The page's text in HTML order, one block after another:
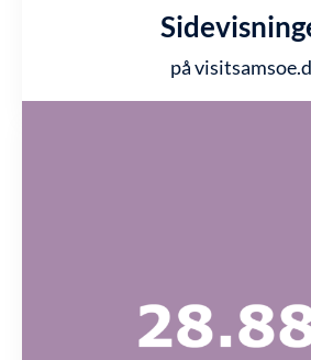
på